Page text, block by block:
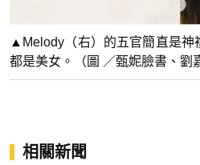
▲Melody（右）的五官簡直是神
都是美女。（圖 ／甄妮臉書、劉
相關新聞